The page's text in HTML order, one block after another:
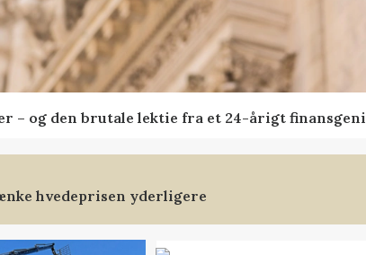
– og den brutale lektie fra et 24-årigt finansgeni
hvedeprisen yderligere